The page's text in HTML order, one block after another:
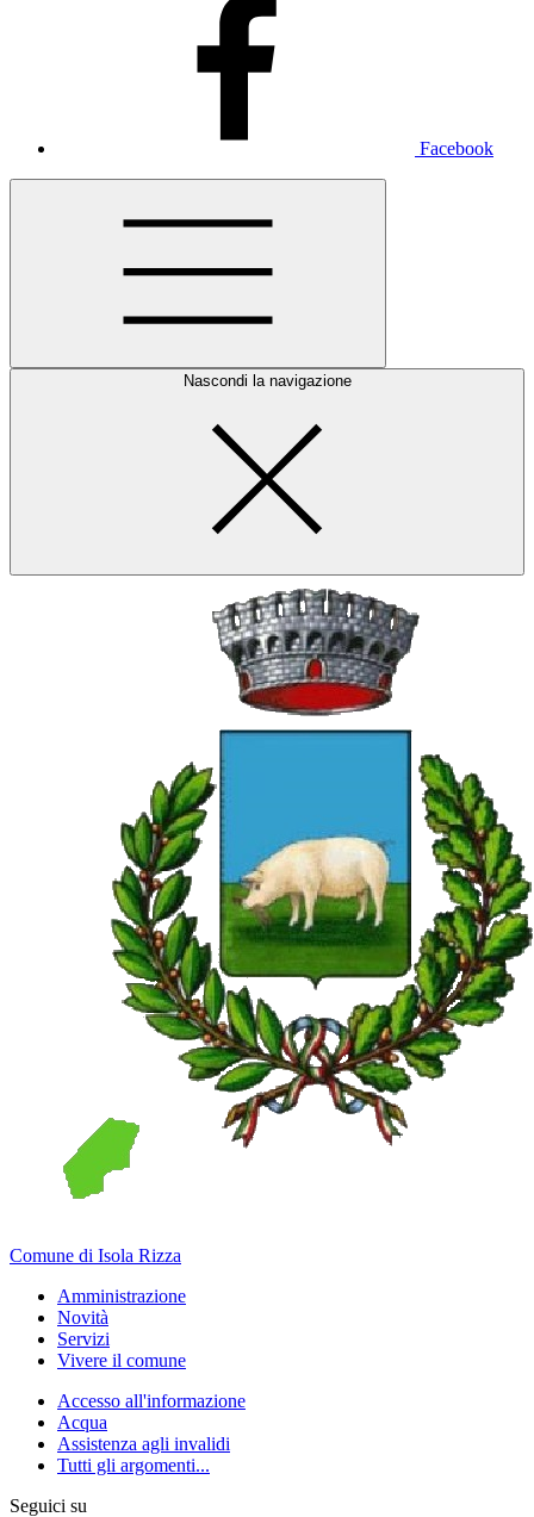
Facebook
Nascondi la navigazione
Comune di Isola Rizza
Amministrazione
Novità
Servizi
Vivere il comune
Accesso all'informazione
Acqua
Assistenza agli invalidi
Tutti gli argomenti...
Seguici su